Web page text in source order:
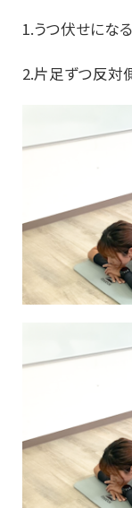
1.うつ伏せになる
2.片足ずつ反対